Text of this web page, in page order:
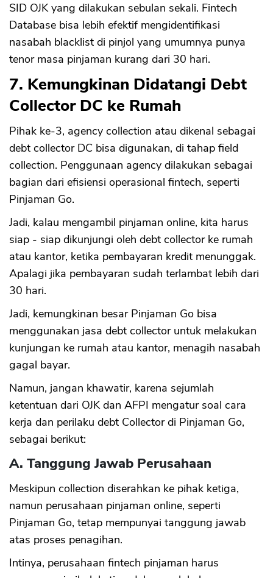
SID OJK yang dilakukan sebulan sekali. Fintech
Database bisa lebih efektif mengidentifikasi
nasabah blacklist di pinjol yang umumnya punya
tenor masa pinjaman kurang dari 30 hari.
7. Kemungkinan Didatangi Debt
Collector DC ke Rumah
Pihak ke-3, agency collection atau dikenal sebagai
debt collector DC bisa digunakan, di tahap field
collection. Penggunaan agency dilakukan sebagai
bagian dari efisiensi operasional fintech, seperti
Pinjaman Go.
Jadi, kalau mengambil pinjaman online, kita harus
siap - siap dikunjungi oleh debt collector ke rumah
atau kantor, ketika pembayaran kredit menunggak.
Apalagi jika pembayaran sudah terlambat lebih dari
30 hari.
Jadi, kemungkinan besar Pinjaman Go bisa
menggunakan jasa debt collector untuk melakukan
kunjungan ke rumah atau kantor, menagih nasabah
gagal bayar.
Namun, jangan khawatir, karena sejumlah
ketentuan dari OJK dan AFPI mengatur soal cara
kerja dan perilaku debt Collector di Pinjaman Go,
sebagai berikut:
A. Tanggung Jawab Perusahaan
Meskipun collection diserahkan ke pihak ketiga,
namun perusahaan pinjaman online, seperti
Pinjaman Go, tetap mempunyai tanggung jawab
atas proses penagihan.
Intinya, perusahaan fintech pinjaman harus